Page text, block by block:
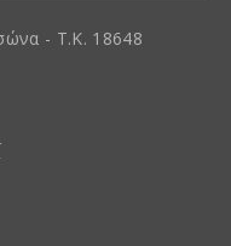
- Τ.Κ. 18648